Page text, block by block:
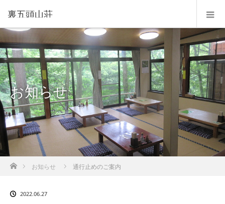
裏五頭山荘
お知らせ
ホームお知らせ 通行止めのご案内
2022.06.27